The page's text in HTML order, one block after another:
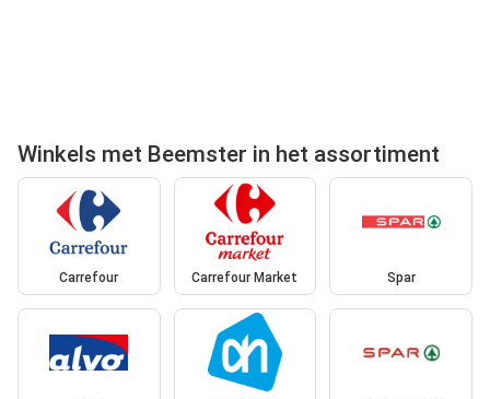
Winkels met Beemster in het assortiment
Carrefour Carrefour Market Spar